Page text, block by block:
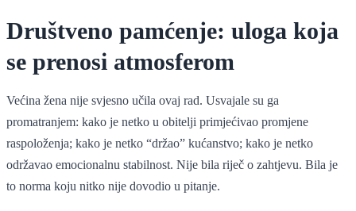
Društveno pamćenje: uloga koja
se prenosi atmosferom
Većina žena nije svjesno učila ovaj rad. Usvajale su ga
promatranjem: kako je netko u obitelji primjećivao promjene
raspoloženja; kako je netko “držao” kućanstvo; kako je netko
održavao emocionalnu stabilnost. Nije bila riječ o zahtjevu. Bila je
to norma koju nitko nije dovodio u pitanje.